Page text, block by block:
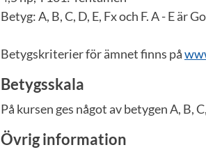
Betyg: A, B, C, D, E, Fx och F. A - E är
Betygskriterier för ämnet finns på
Betygsskala
På kursen ges något av betygen A, B,
Övrig information